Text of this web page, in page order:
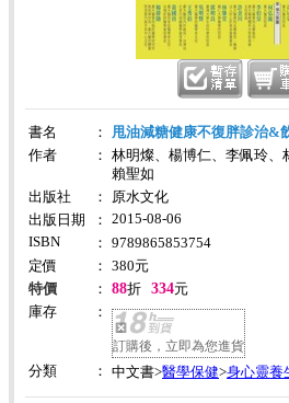
書名 ：
甩油減糖健康不復胖診治&
作者
：
林明燦、楊博仁、李佩玲、
賴聖如
出版社
：
原水文化
出版日期
：
2015-08-06
ISBN
：
9789865853754
定價
： 380元
特價
： 88折 334元
庫存
：
訂購後，立即為您進貨
分類
： 中文書>醫學保健>身心靈養